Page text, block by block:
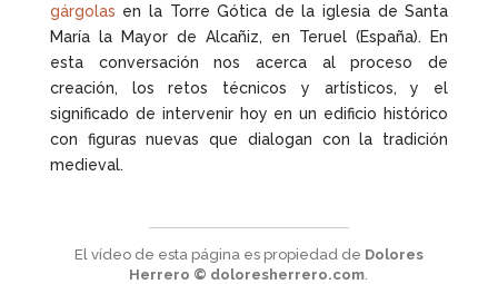
gárgolas en la Torre Gótica de la iglesia de Santa
María la Mayor de Alcañiz, en Teruel (España). En
esta conversación nos acerca al proceso de
creación, los retos técnicos y artísticos, y el
significado de intervenir hoy en un edificio histórico
con figuras nuevas que dialogan con la tradición
medieval.
El vídeo de esta página es propiedad de Dolores
Herrero © doloresherrero.com